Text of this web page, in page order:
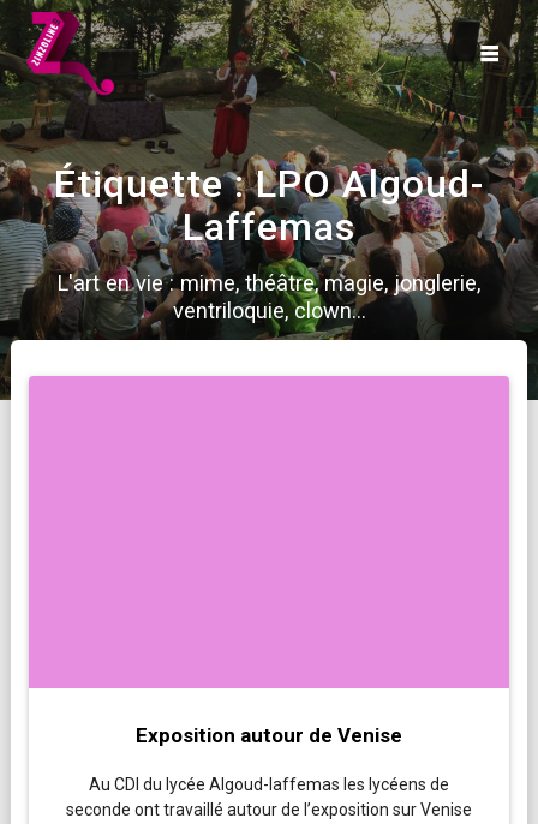
Skip
to
content
Étiquette :LPO Algoud-
Laffemas
L'art en vie : mime, théâtre, magie, jonglerie,
ventriloquie, clown...
Exposition autour de Venise
Au CDI du lycée Algoud-laffemas les lycéens de
seconde ont travaillé autour de l’exposition sur Venise